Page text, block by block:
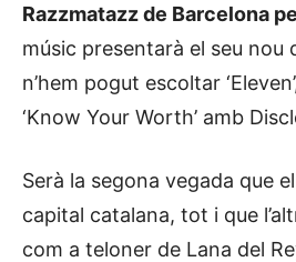
Razzmatazz de Barcelona
músic presentarà el seu nou
n’hem pogut escoltar
‘Know Your Worth’ amb
Serà la segona vegada que
capital catalana, tot i que
com a teloner de Lana del